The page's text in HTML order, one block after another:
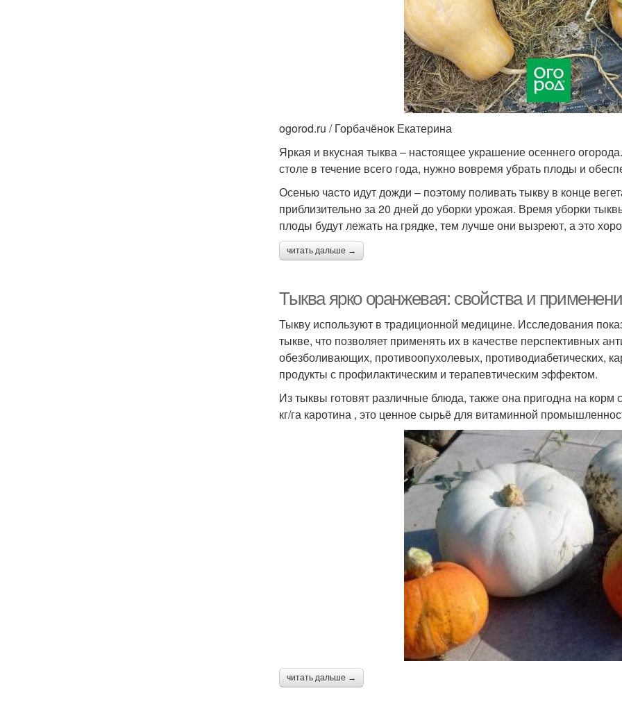
ogorod.ru / Горбачёнок Екатерина
Яркая и вкусная тыква – настоящее украшение осеннего
столе в течение всего года, нужно вовремя убрать плоды и
Осенью часто идут дожди – поэтому поливать тыкву в конце
приблизительно за 20 дней до уборки урожая. Время уборки
плоды будут лежать на грядке, тем лучше они вызреют, а это
читать дальше →
Тыква ярко оранжевая: свойства и
Тыкву используют в традиционной медицине. Исследования
тыкве, что позволяет применять их в качестве перспективных
обезболивающих, противоопухолевых, противодиабетических,
продукты с профилактическим и терапевтическим эффектом.
Из тыквы готовят различные блюда, также она пригодна на
кг/га каротина , это ценное сырьё для витаминной
читать дальше →